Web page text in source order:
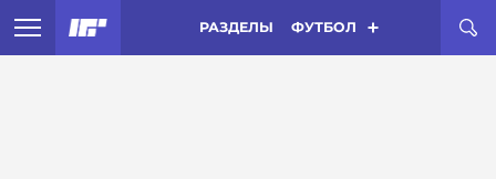
РАЗДЕЛЫ ФУТБОЛ